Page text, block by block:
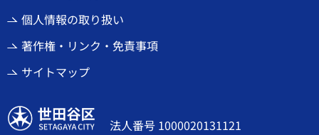
個人情報の取り扱い
著作権・リンク・免責事項
サイトマップ
世田谷区
法人番号 1000020131121